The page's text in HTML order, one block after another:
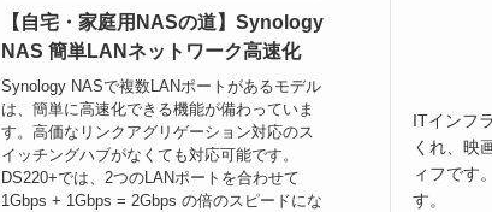
【自宅・家庭用NASの道】Synology
NAS 簡単LANネットワーク高速化
Synology NASで複数LANポートがあるモデル
は、簡単に高速化できる機能が備わっていま
す。高価なリンクアグリゲーション対応のス
イッチングハブがなくても対応可能です。
DS220+では、2つのLANポートを合わせて
1Gbps + 1Gbps = 2Gbps の倍のスピードにな
ITインフ
くれ、映
ィフです
す。